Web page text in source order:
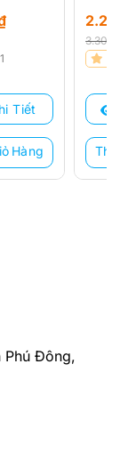
Tiết
Hàng
Giá
là:
Giá
tại
Phú Đông,